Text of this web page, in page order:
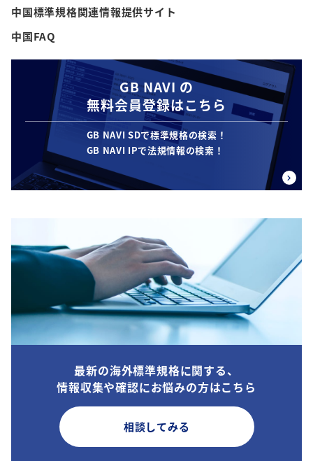
中国標準規格関連情報提供サイト
中国FAQ
GB NAVI の
無料会員登録はこちら
GB NAVI SDで標準規格の検索！
GB NAVI IPで法規情報の検索！
最新の海外標準規格に関する、
情報収集や確認にお悩みの方はこちら
相談してみる